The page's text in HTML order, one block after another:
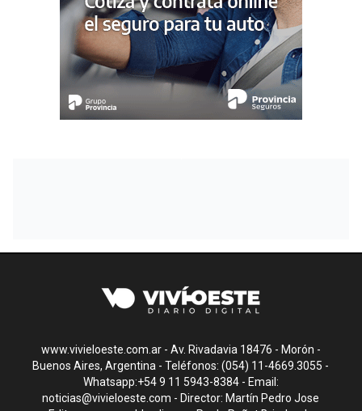
www.vivieloeste.com.ar - Av. Rivadavia 18476 - Morón -
Buenos Aires, Argentina - Teléfonos: (054) 11-4669.3055 -
Whatsapp:+54 9 11 5943-8384 - Email:
noticias@vivieloeste.com - Director: Martín Pedro Jose